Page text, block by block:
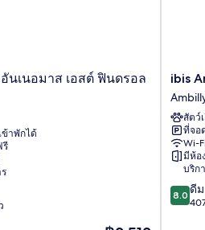
นเนอมาส เอสต์ ฟินดรอล
ข้าพักได้
รี
ibis
Ambilly
ibis
สัตว์
ที่จอ
Wi-
มีห้อ
บริก
8.0
จาก
8.0 ดี